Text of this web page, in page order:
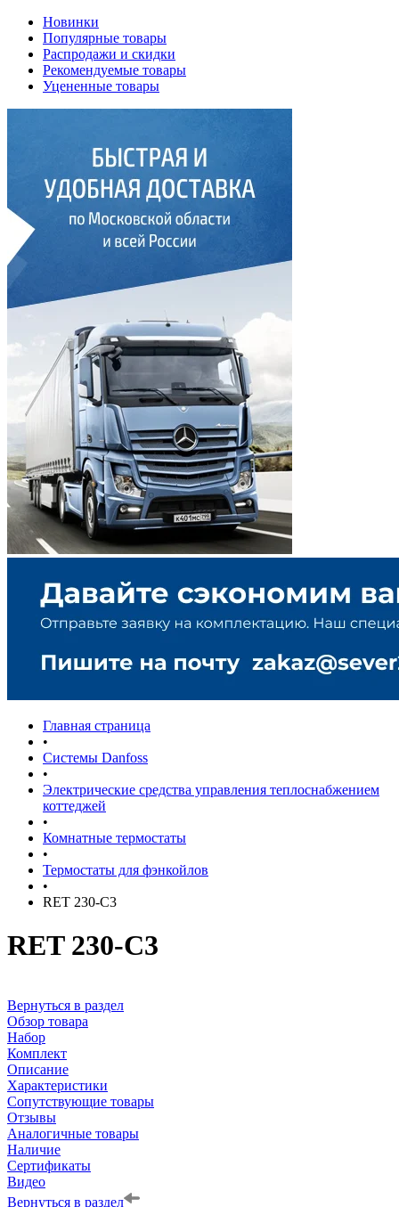
Новинки
Популярные товары
Распродажи и скидки
Рекомендуемые товары
Уцененные товары
Главная страница
•
Системы Danfoss
•
Электрические средства управления теплоснабжением
коттеджей
•
Комнатные термостаты
•
Термостаты для фэнкойлов
•
RET 230-C3
RET 230-C3
Вернуться в раздел
Обзор товара
Набор
Комплект
Описание
Характеристики
Сопутствующие товары
Отзывы
Аналогичные товары
Наличие
Сертификаты
Видео
Вернуться в раздел